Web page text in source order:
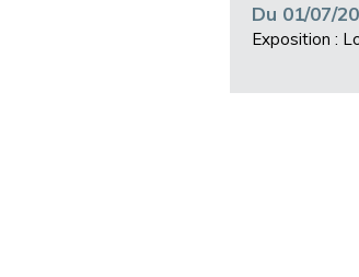
Du 01/07/
Exposition :